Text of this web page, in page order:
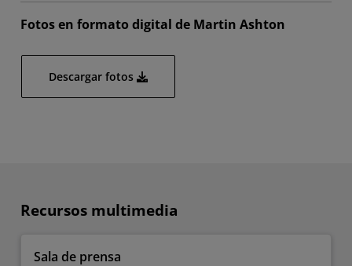
Fotos en formato digital de Martin Ashton
Descargar fotos
Recursos multimedia
Sala de prensa